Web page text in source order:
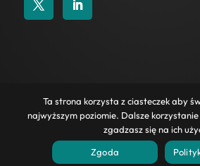
KONTAKT POLITYKA
PRYWATNOŚCI|WAŻNE LINKI
OFERTOWE
2025 Wszelkie prawa
Ta strona korzysta z ciasteczek aby
najwyższym poziomie. Dalsze
zgadzasz się na ich
Zgoda